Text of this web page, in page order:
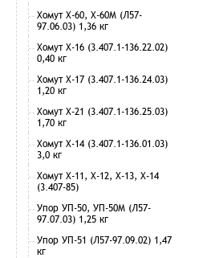
Хомут Х-60, Х-60М (Л57-
97.06.03) 1,36 кг
Хомут Х-16 (3.407.1-136.22.02)
0,40 кг
Хомут Х-17 (3.407.1-136.24.03)
1,20 кг
Хомут Х-21 (3.407.1-136.25.03)
1,70 кг
Хомут Х-14 (3.407.1-136.01.03)
3,0 кг
Хомут Х-11, Х-12, Х-13, Х-14
(3.407-85)
Упор УП-50, УП-50М (Л57-
97.07.03) 1,25 кг
Упор УП-51 (Л57-97.09.02) 1,47
кг